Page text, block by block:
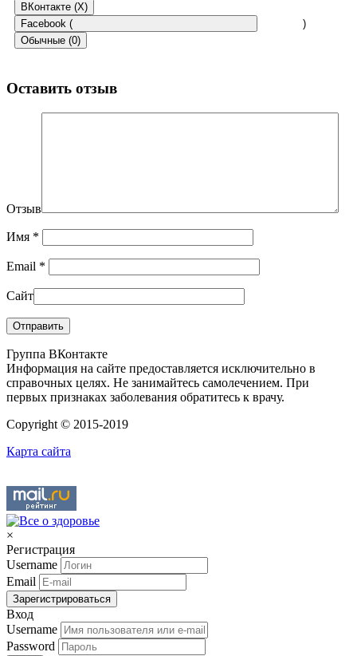
ВКонтакте (X)
Facebook (
)
Обычные (0)
Оставить отзыв
Отзыв
Имя *
Email *
Сайт
Группа ВКонтакте
Информация на сайте предоставляется исключительно в
справочных целях. Не занимайтесь самолечением. При
первых признаках заболевания обратитесь к врачу.
Copyright © 2015-2019
Карта сайта
×
Регистрация
Username
Email
Зарегистрироваться
Вход
Username
Password